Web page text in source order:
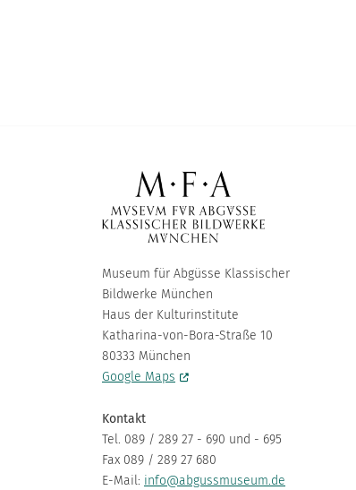
Museum für Abgüsse Klassischer
Bildwerke München
Haus der Kulturinstitute
Katharina-von-Bora-Straße 10
80333 München
Google Maps
Kontakt
Tel. 089 / 289 27 - 690 und - 695
Fax 089 / 289 27 680
E-Mail: info@abgussmuseum.de